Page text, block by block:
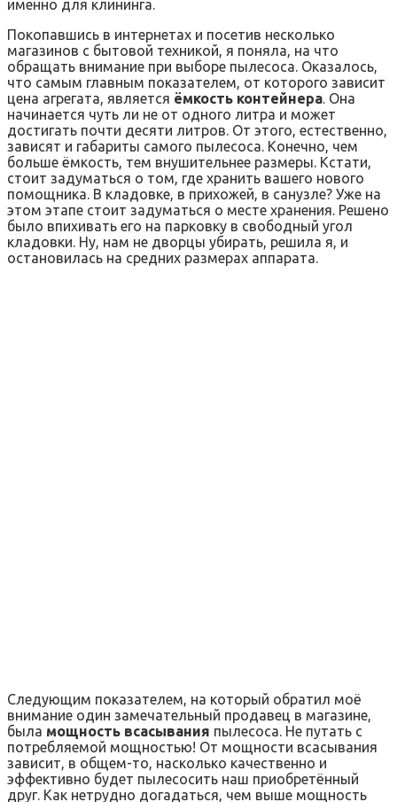
именно для клининга.
Покопавшись в интернетах и посетив несколько
магазинов с бытовой техникой, я поняла, на что
обращать внимание при выборе пылесоса. Оказалось,
что самым главным показателем, от которого зависит
цена агрегата, является ёмкость контейнера. Она
начинается чуть ли не от одного литра и может
достигать почти десяти литров. От этого, естественно,
зависят и габариты самого пылесоса. Конечно, чем
больше ёмкость, тем внушительнее размеры. Кстати,
стоит задуматься о том, где хранить вашего нового
помощника. В кладовке, в прихожей, в санузле? Уже на
этом этапе стоит задуматься о месте хранения. Решено
было впихивать его на парковку в свободный угол
кладовки. Ну, нам не дворцы убирать, решила я, и
остановилась на средних размерах аппарата.
Следующим показателем, на который обратил моё
внимание один замечательный продавец в магазине,
была мощность всасывания пылесоса. Не путать с
потребляемой мощностью! От мощности всасывания
зависит, в общем-то, насколько качественно и
эффективно будет пылесосить наш приобретённый
друг. Как нетрудно догадаться, чем выше мощность